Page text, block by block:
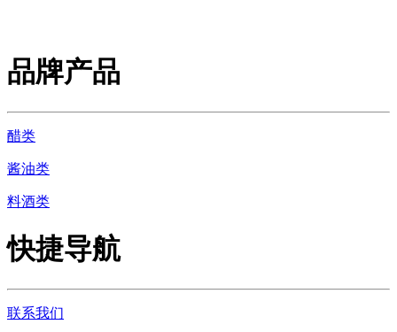
品牌产品
醋类
酱油类
料酒类
快捷导航
联系我们